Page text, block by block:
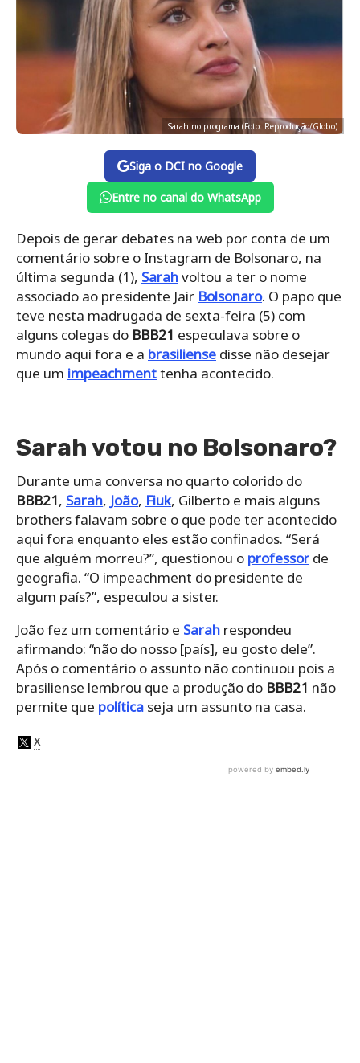
Sarah no programa (Foto: Reprodução/Globo)
Siga o DCI no Google
Entre no canal do WhatsApp
Depois de gerar debates na web por conta de um
comentário sobre o Instagram de Bolsonaro, na
última segunda (1), Sarahvoltou a ter o nome
associado ao presidente Jair Bolsonaro. O papo que
teve nesta madrugada de sexta-feira (5) com
alguns colegas do BBB21 especulava sobre o
mundo aqui fora e a brasiliense disse não desejar
que um impeachmenttenha acontecido.
Sarah votou no Bolsonaro?
Durante uma conversa no quarto colorido do
BBB21, Sarah, João, Fiuk, Gilberto e mais alguns
brothers falavam sobre o que pode ter acontecido
aqui fora enquanto eles estão confinados. “Será
que alguém morreu?”, questionou o professor de
geografia. “O impeachment do presidente de
algum país?”, especulou a sister.
João fez um comentário e Sarah respondeu
afirmando: “não do nosso [país], eu gosto dele”.
Após o comentário o assunto não continuou pois a
brasiliense lembrou que a produção do BBB21 não
permite que política seja um assunto na casa.